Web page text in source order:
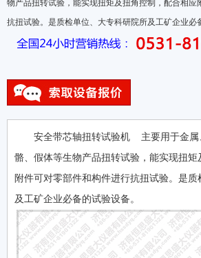
物产品扭转试验，能实现扭矩及扭角控制，配合相应
抗扭试验。是质检单位、大专科研院所及工矿企业必
安全带芯轴扭转试验机 主要用于金属
骼、假体等生物产品扭转试验，能实现扭矩
附件可对零部件和构件进行抗扭试验。是
及工矿企业必备的试验设备。